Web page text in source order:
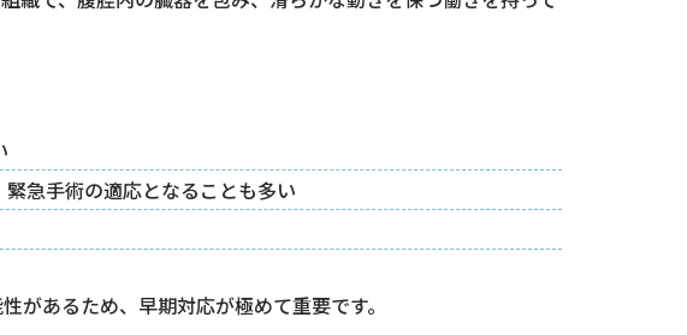
急手術の適応となることも多い
あるため、早期対応が極めて重要です。